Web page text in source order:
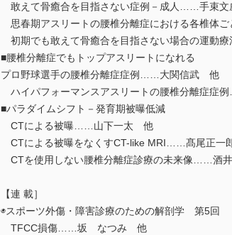
敢えて骨癒合を目指さない症例－成人……手束文
思春期アスリートの腰椎分離症における各椎体
初期でも敢えて骨癒合を目指さない場合の運
■腰椎分離症でもトップアスリートになれる
プロ野球選手の腰椎分離症症例……大関信武 他
ハイパフォーマンスアスリートの腰椎分離症症
■パラダイムシフト－発育期被曝低減
CTによる被曝……山下一太 他
CTによる被曝をなくすCT-like MRI……髙尾正一
CTを使用しない腰椎分離症診療の未来像……酒
【連 載］
◉スポーツ外傷・障害診療のための解剖学 第5回
TFCC損傷……坂 なつみ 他